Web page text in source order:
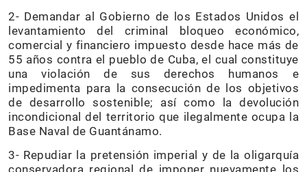
2- Demandar al Gobierno de los Estados Unidos el
levantamiento del criminal bloqueo económico,
comercial y financiero impuesto desde hace más de
55 años contra el pueblo de Cuba, el cual constituye
una violación de sus derechos humanos e
impedimenta para la consecución de los objetivos
de desarrollo sostenible; así como la devolución
incondicional del territorio que ilegalmente ocupa la
Base Naval de Guantánamo.
3- Repudiar la pretensión imperial y de la oligarquía
conservadora regional de imponer nuevamente los